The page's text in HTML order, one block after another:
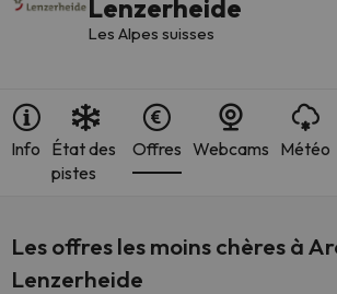
Lenzerheide
Les Alpes suisses
Info État des
pistes
Offres Webcams Météo
Les offres les moins chères à
Lenzerheide